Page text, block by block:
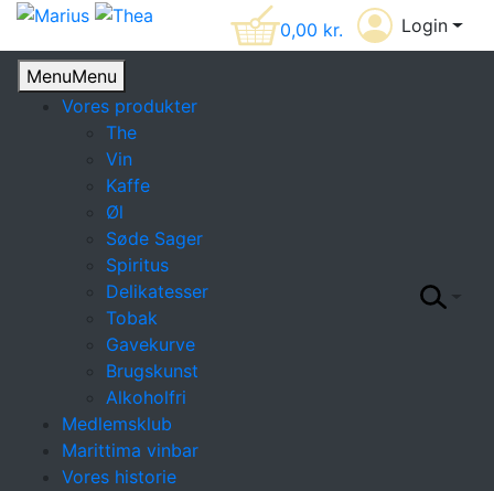
0,00 kr. Login
MenuMenu
Vores produkter
The
Vin
Kaffe
Øl
Søde Sager
Spiritus
Delikatesser
Tobak
Gavekurve
Brugskunst
Alkoholfri
Medlemsklub
Marittima vinbar
Vores historie